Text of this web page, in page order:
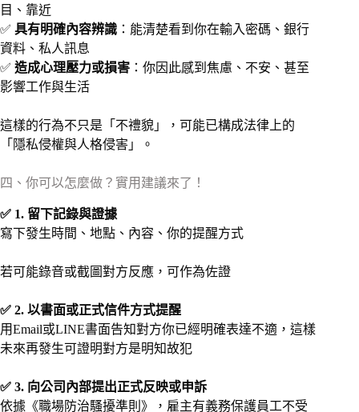
目、靠近
✅ 具有明確內容辨識 ：能清楚看到你在輸入密碼、銀行
資料、私人訊息
✅ 造成心理壓力或損害 ：你因此感到焦慮、不安、甚至
影響工作與生活
這樣的行為不只是「不禮貌」，可能已構成法律上的
「隱私侵權與人格侵害」。
四、你可以怎麼做？實用建議來了！
✅ 1. 留下記錄與證據
寫下發生時間、地點、內容、你的提醒方式
若可能錄音或截圖對方反應，可作為佐證
✅ 2. 以書面或正式信件方式提醒
用Email或LINE書面告知對方你已經明確表達不適，這樣
未來再發生可證明對方是明知故犯
✅ 3. 向公司內部提出正式反映或申訴
依據《職場防治騷擾準則》，雇主有義務保護員工不受